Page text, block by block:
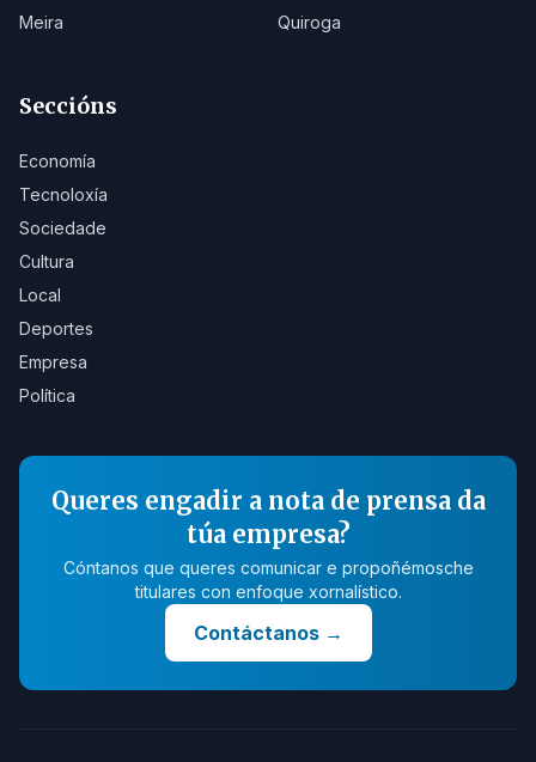
Meira
Quiroga
Seccións
Economía
Tecnoloxía
Sociedade
Cultura
Local
Deportes
Empresa
Política
Queres engadir a nota de prensa da
túa empresa?
Cóntanos que queres comunicar e propoñémosche
titulares con enfoque xornalístico.
Contáctanos→